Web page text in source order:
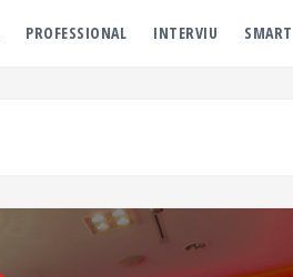
PROFESSIONAL INTERVIU SMART